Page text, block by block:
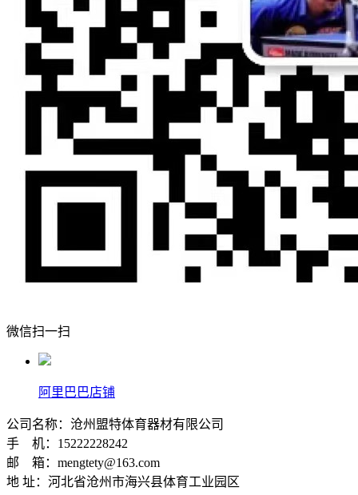
微信扫一扫
阿里巴巴店铺
公司名称：沧州盟特体育器材有限公司
手 机：15222228242
邮 箱：mengtety@163.com
地 址：河北省沧州市海兴县体育工业园区